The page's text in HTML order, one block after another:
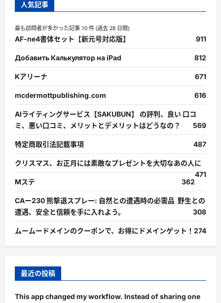
人気記事
最も訪問者が多かった記事 10 件 (過去 28 日間)
AF-ne4書体セット【新元号対応版】 911
Добавить Калькулятор на iPad 812
Kアリーナ 671
mcdermottpublishing.com 616
AIライティングサービス【SAKUBUN】 の評判、良い 口コ
ミ、悪い口コミ、メリットとデメリットはどうなの？
569
特定商取引法記載事項 487
クリスマス、お正月には素敵なプレゼントを大切なあの人に
471
Mステ
362
CAー230 熊撃退スプレー: 自然との遭遇時の必需品 野生との
遭遇、安全と信頼を手に入れよう。
308
ムームードメインのクーポンで、お得にドメインゲット！ 274
最近の投稿
This app changed my workflow. Instead of sharing one